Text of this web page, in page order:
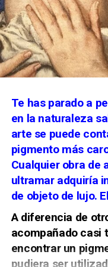
testimonio más
hierro que lleva casi
sin impedir que
Saber más
Manuel
para la
parroquia
Marchena”,
Manuel Clavijo
para la
Frontera”,
Sevilla, 1991.
La Feria de Málaga
incorporación de la
consumada en
de los Reyes
después de uno de
La Cabalgata
Cultural Zegrí
cristiano parte por
representación de
desciende desde la
encuentran en la
escenifica la entrega
Te has parado a
en la naturaleza
arte se puede
pigmento más
Cualquier obra de
ultramar adquiría
de objeto de lujo.
A diferencia de
acompañado casi
encontrar un
pudiera ser